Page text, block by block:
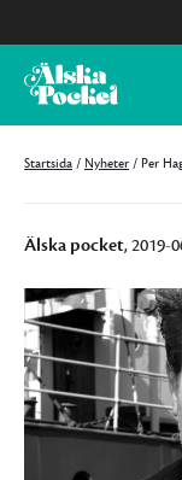
Startsida / Nyheter / Per
Älska pocket, 2019-